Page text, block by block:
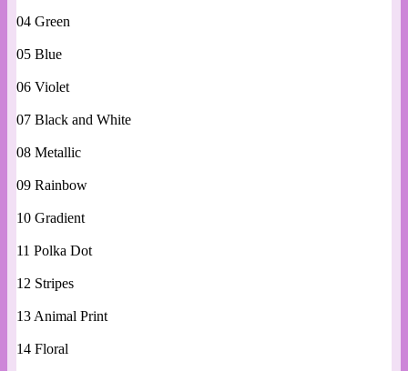
04 Green
05 Blue
06 Violet
07 Black and White
08 Metallic
09 Rainbow
10 Gradient
11 Polka Dot
12 Stripes
13 Animal Print
14 Floral